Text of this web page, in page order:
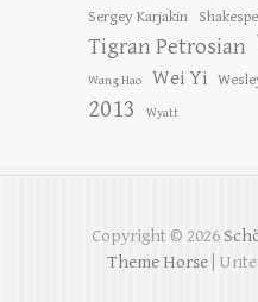
Sergey Karjakin
Tigran Petrosian
Wang Hao Wei Yi
2013
Wyatt
Copyright © 2026
Theme Horse|